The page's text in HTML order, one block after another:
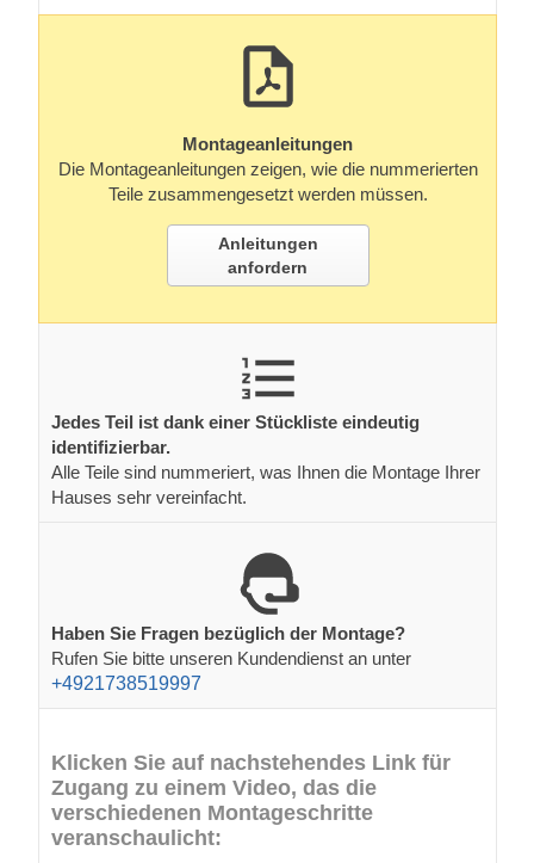
Montageanleitungen
Die Montageanleitungen zeigen, wie die nummerierten
Teile zusammengesetzt werden müssen.
Anleitungen
anfordern
Jedes Teil ist dank einer Stückliste eindeutig
identifizierbar.
Alle Teile sind nummeriert, was Ihnen die Montage Ihrer
Hauses sehr vereinfacht.
Haben Sie Fragen bezüglich der Montage?
Rufen Sie bitte unseren Kundendienst an unter
+4921738519997
Klicken Sie auf nachstehendes Link für
Zugang zu einem Video, das die
verschiedenen Montageschritte
veranschaulicht: